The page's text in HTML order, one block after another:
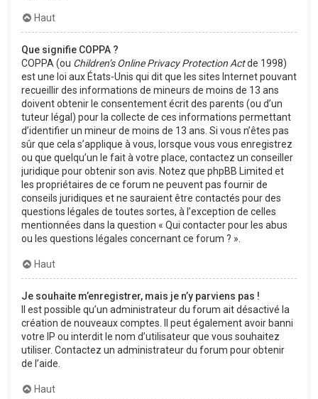
Haut
Que signifie COPPA ?
COPPA (ou Children’s Online Privacy Protection Actde 1998)
est une loi aux États-Unis qui dit que les sites Internet pouvant
recueillir des informations de mineurs de moins de 13 ans
doivent obtenir le consentement écrit des parents (ou d’un
tuteur légal) pour la collecte de ces informations permettant
d’identifier un mineur de moins de 13 ans. Si vous n’êtes pas
sûr que cela s’applique à vous, lorsque vous vous enregistrez
ou que quelqu’un le fait à votre place, contactez un conseiller
juridique pour obtenir son avis. Notez que phpBB Limited et
les propriétaires de ce forum ne peuvent pas fournir de
conseils juridiques et ne sauraient être contactés pour des
questions légales de toutes sortes, à l’exception de celles
mentionnées dans la question « Qui contacter pour les abus
ou les questions légales concernant ce forum ? ».
Haut
Je souhaite m’enregistrer, mais je n’y parviens pas !
Il est possible qu’un administrateur du forum ait désactivé la
création de nouveaux comptes. Il peut également avoir banni
votre IP ou interdit le nom d’utilisateur que vous souhaitez
utiliser. Contactez un administrateur du forum pour obtenir
de l’aide.
Haut